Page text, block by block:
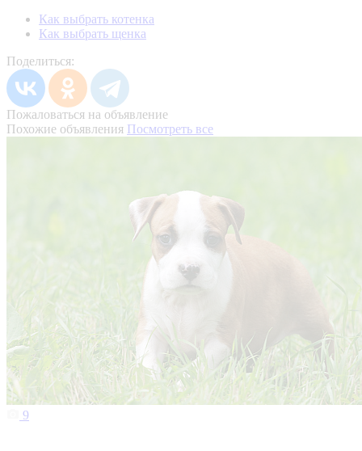
Как выбрать котенка
Как выбрать щенка
Поделиться:
Пожаловаться на объявление
Похожие объявления Посмотреть все
9